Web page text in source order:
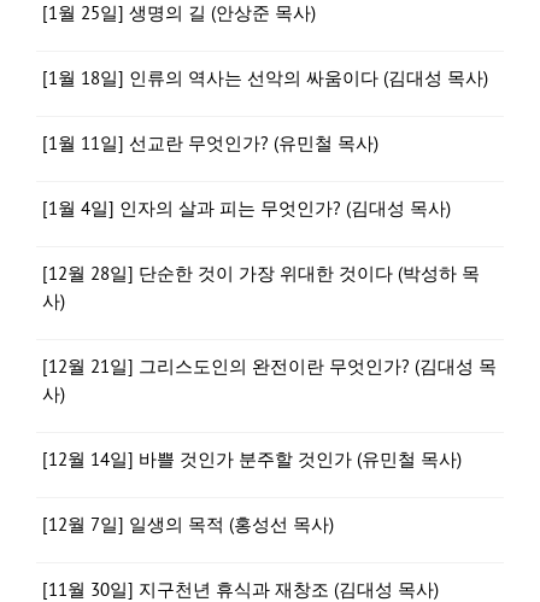
[1월 25일] 생명의 길 (안상준 목사)
[1월 18일] 인류의 역사는 선악의 싸움이다 (김대성 목사)
[1월 11일] 선교란 무엇인가? (유민철 목사)
[1월 4일] 인자의 살과 피는 무엇인가? (김대성 목사)
[12월 28일] 단순한 것이 가장 위대한 것이다 (박성하 목
사)
[12월 21일] 그리스도인의 완전이란 무엇인가? (김대성 목
사)
[12월 14일] 바쁠 것인가 분주할 것인가 (유민철 목사)
[12월 7일] 일생의 목적 (홍성선 목사)
[11월 30일] 지구천년 휴식과 재창조 (김대성 목사)